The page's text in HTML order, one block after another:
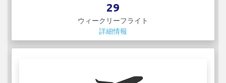
29
ウィークリーフライト
詳細情報